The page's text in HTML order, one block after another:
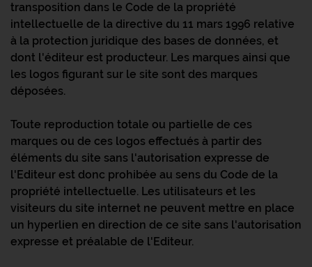
transposition dans le Code de la propriété
intellectuelle de la directive du 11 mars 1996 relative
à la protection juridique des bases de données, et
dont l'éditeur est producteur. Les marques ainsi que
les logos figurant sur le site sont des marques
déposées.
Toute reproduction totale ou partielle de ces
marques ou de ces logos effectués à partir des
éléments du site sans l'autorisation expresse de
l'Editeur est donc prohibée au sens du Code de la
propriété intellectuelle. Les utilisateurs et les
visiteurs du site internet ne peuvent mettre en place
un hyperlien en direction de ce site sans l'autorisation
expresse et préalable de l'Editeur.